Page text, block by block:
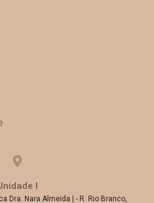
I
Dra. Nara Almeida | - R. Rio Branco,